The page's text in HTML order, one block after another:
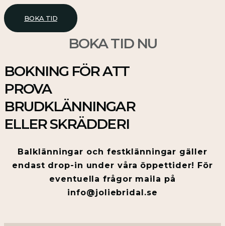
BOKA TID
BOKA TID NU
BOKNING FÖR ATT
PROVA
BRUDKLÄNNINGAR
ELLER SKRÄDDERI
Balklänningar och festklänningar gäller
endast drop-in under våra öppettider! För
eventuella frågor maila på
info@joliebridal.se